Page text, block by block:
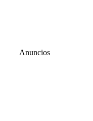
Anuncios